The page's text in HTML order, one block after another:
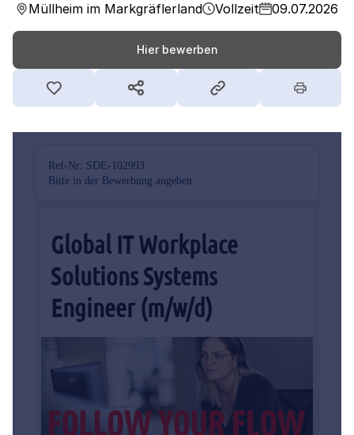
Müllheim im Markgräflerland Vollzeit 09.07.2026
Hier bewerben